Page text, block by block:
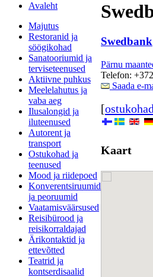
Avaleht
Majutus
Restoranid ja
söögikohad
Sanatooriumid ja
terviseteenused
Aktiivne puhkus
Meelelahutus ja
vaba aeg
Ilusalongid ja
iluteenused
Autorent ja
transport
Ostukohad ja
teenused
Mood ja riidepoed
Konverentsiruumid
ja peoruumid
Vaatamisväärsused
Reisibürood ja
reisikorraldajad
Ärikontaktid ja
ettevõtted
Teatrid ja
kontserdisaalid
Swedbank
Pärnu
Telefon:
Saada e-
[
Kaart